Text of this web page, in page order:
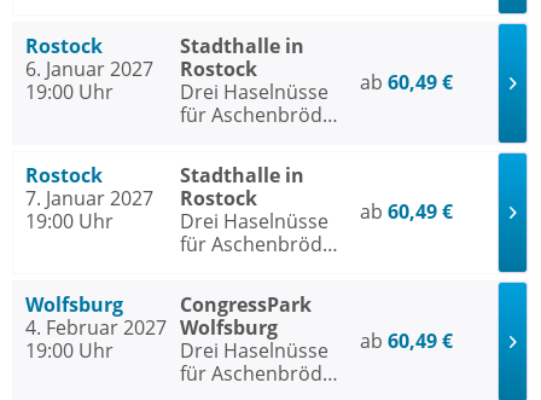
Rostock
6. Januar 2027
19:00 Uhr
Stadthalle in
Rostock
Drei Haselnüsse
für Aschenbrödel
ab 60,49 €
Rostock
7. Januar 2027
19:00 Uhr
Stadthalle in
Rostock
Drei Haselnüsse
für Aschenbrödel
ab 60,49 €
Wolfsburg
4. Februar 2027
19:00 Uhr
CongressPark
Wolfsburg
Drei Haselnüsse
für Aschenbrödel
ab 60,49 €